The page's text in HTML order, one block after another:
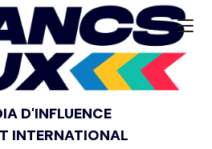
D'INFLUENCE
INTERNATIONAL